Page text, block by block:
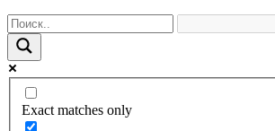
Exact matches only